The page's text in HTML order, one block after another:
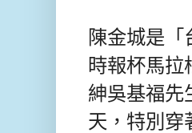
陳金城是「
時報杯馬拉
紳吳基福先
天，特別穿